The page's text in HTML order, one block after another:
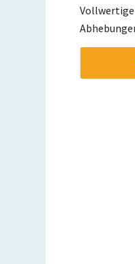
Vollwertige